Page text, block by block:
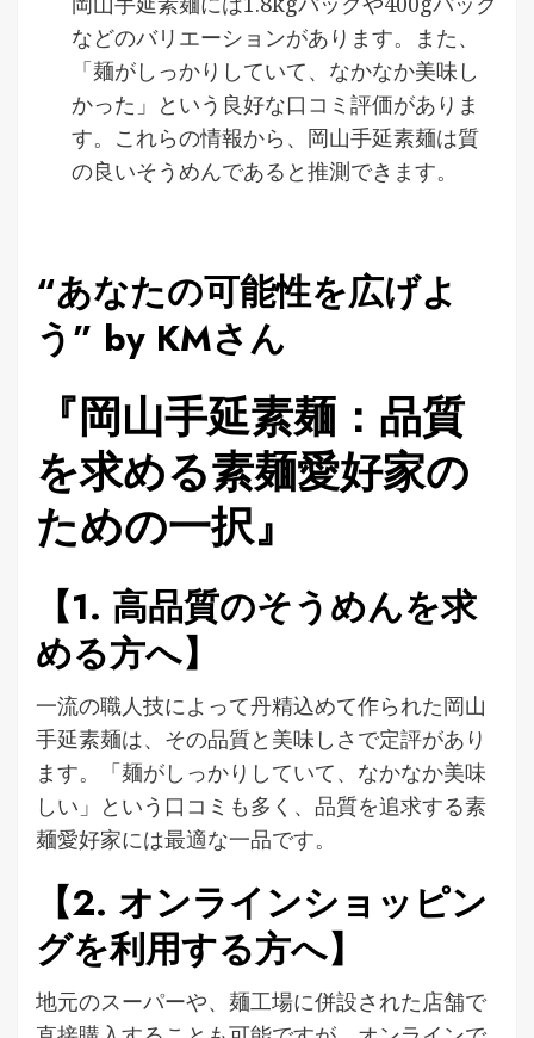
などのバリエーションがあります。また、
「麺がしっかりしていて、なかなか美味し
かった」という良好な口コミ評価がありま
す。これらの情報から、岡山手延素麺は質
の良いそうめんであると推測できます。
“あなたの可能性を広げよ
う” by KMさん
『岡山手延素麺：品質
を求める素麺愛好家の
ための一択』
【1. 高品質のそうめんを求
める方へ】
一流の職人技によって丹精込めて作られた岡山
手延素麺は、その品質と美味しさで定評があり
ます。「麺がしっかりしていて、なかなか美味
しい」という口コミも多く、品質を追求する素
麺愛好家には最適な一品です。
【2. オンラインショッピン
グを利用する方へ】
地元のスーパーや、麺工場に併設された店舗で